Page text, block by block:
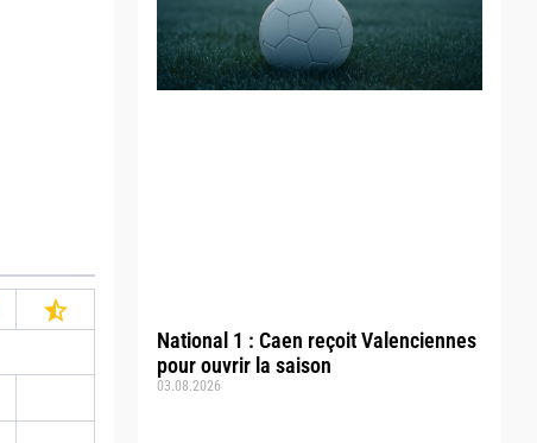
National 1 : Caen reçoit Valenciennes
pour ouvrir la saison
03.08.2026